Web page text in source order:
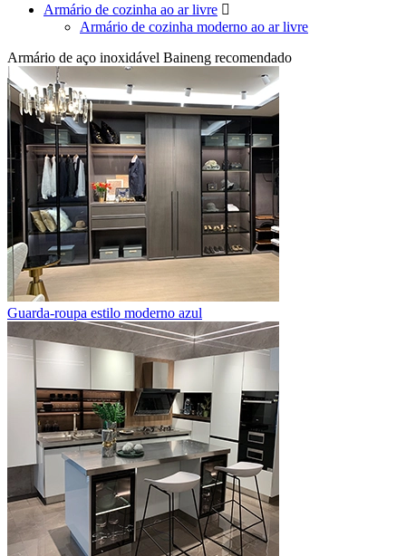
Armário de cozinha ao ar livre 
Armário de cozinha moderno ao ar livre
Armário de aço inoxidável Baineng recomendado
Guarda-roupa estilo moderno azul